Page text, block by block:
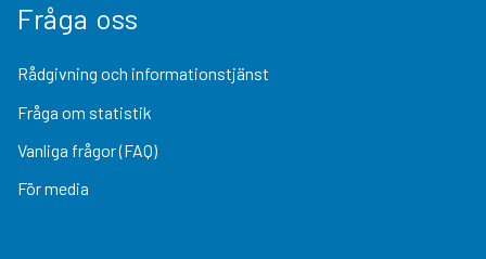
Fråga oss
Rådgivning och informationstjänst
Fråga om statistik
Vanliga frågor (FAQ)
För media